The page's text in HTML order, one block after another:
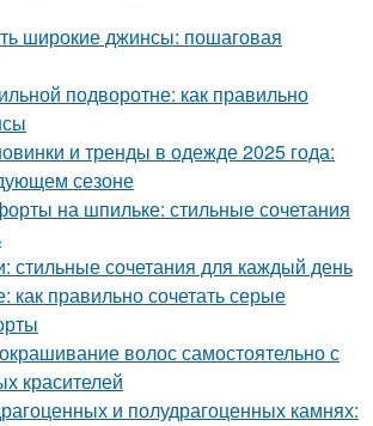
широкие джинсы: пошаговая
подворотне: как правильно
и тренды в одежде 2025 года:
сезоне
на шпильке: стильные сочетания
стильные сочетания для каждый день
как правильно сочетать серые
волос самостоятельно с
красителей
и полудрагоценных камнях: